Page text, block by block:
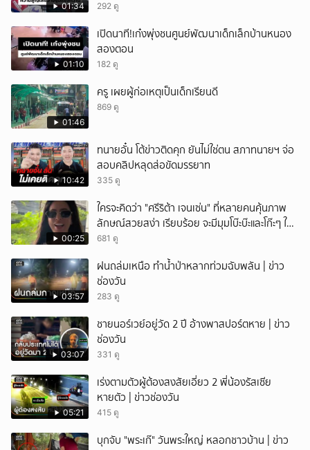
01:34 292 ดู
01:10
เปิดนาที!เก๋งพุ่งชนศูนย์พัฒนาเด็กเล็กบ้านหนอง
สองตอน
182 ดู
01:46
ครู เผยผู้ก่อเหตุเป็นเด็กเรียนดี
869 ดู
10:42
ทนายอั๋น โต้ข่าวติดคุก ยันไม่ใช่ตน สภาทนายฯ จ่อ
สอบคลิปหลุดส่อขัดมรรยาท
335 ดู
00:25
ใครจะคิดว่า "ศรีริต้า เจนเซ่น" ที่หลายคนคุ้นภาพ
ลักษณ์สวยสง่า เรียบร้อย จะมีมุมโบ๊ะบ๊ะและโก๊ะๆ ให้
ได้อมยิ้มเหมือนกัน งานนี้ทำเอาแฟนๆ ทั้งเอ็นดูทั้ง
681 ดู
03:57
ฝนถล่มเหนือ ทำน้ำป่าหลากท่วมฉับพลัน | ข่าว
ช่องวัน
283 ดู
03:07
ชายนอร์เวย์อยู่วัด 2 ปี อ้างพาสปอร์ตหาย | ข่าว
ช่องวัน
331 ดู
05:21
เร่งตามตัวผู้ต้องสงสัยเอี่ยว 2 พี่น้องรัสเซีย
หายตัว | ข่าวช่องวัน
415 ดู
บุกจับ "พระเก๊" วันพระใหญ่ หลอกชาวบ้าน | ข่าว